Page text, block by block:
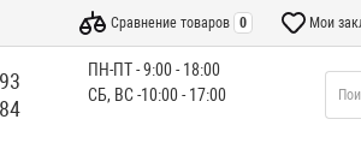
Мои
Сравнение товаров 0
ПН-ПТ - 9:00 - 18:00
СБ, ВС -10:00 - 17:00